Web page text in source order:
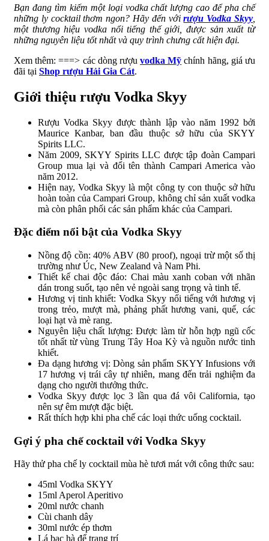
Bạn đang tìm kiếm một loại vodka chất lượng cao để pha chế
những ly cocktail thơm ngon? Hãy đến vớirượu Vodka Skyy
một thương hiệu vodka nổi tiếng thế giới, được sản xuất từ
những nguyên liệu tốt nhất và quy trình chưng cất hiện đại.
Xem thêm: ===> các dòng rượuvodka Mỹ chính hãng, giá ưu
đãi tại Shop rượu Hải Gia Cát.
Giới thiệu rượu Vodka Skyy
Rượu Vodka Skyy được thành lập vào năm 1992 bởi
Maurice Kanbar, ban đầu thuộc sở hữu của SKYY
Spirits LLC.
Năm 2009, SKYY Spirits LLC được tập đoàn Campari
Group mua lại và đổi tên thành Campari America vào
năm 2012.
Hiện nay, Vodka Skyy là một công ty con thuộc sở hữu
hoàn toàn của Campari Group, không chỉ sản xuất vodka
mà còn phân phối các sản phẩm khác của Campari.
Đặc điểm nổi bật của Vodka Skyy
Nồng độ cồn: 40% ABV (80 proof), ngoại trừ một số thị
trường như Úc, New Zealand và Nam Phi.
Thiết kế chai độc đáo: Chai màu xanh coban với nhãn
dán trong suốt, tạo nên vẻ ngoài sang trọng và tinh tế.
Hương vị tinh khiết: Vodka Skyy nổi tiếng với hương vị
trong trẻo, mượt mà, phảng phất hương vani, quế, các
loại hạt và mè rang.
Nguyên liệu chất lượng: Được làm từ hỗn hợp ngũ cốc
tốt nhất từ vùng Trung Tây Hoa Kỳ và nguồn nước tinh
khiết.
Đa dạng hương vị: Dòng sản phẩm SKYY Infusions với
17 hương vị trái cây tự nhiên, mang đến trải nghiệm đa
dạng cho người thưởng thức.
Vodka Skyy được lọc 3 lần qua đá vôi California, tạo
nên sự êm mượt đặc biệt.
Rất thích hợp khi pha chế các loại thức uống cocktail.
Gợi ý pha chế cocktail với Vodka Skyy
Hãy thử pha chế ly cocktail mùa hè tươi mát với công thức sau:
45ml Vodka SKYY
15ml Aperol Aperitivo
20ml nước chanh
Cùi chanh dây
30ml nước ép thơm
Lá bạc hà để trang trí